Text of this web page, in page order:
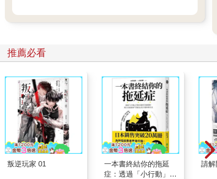
推薦必看
叛逆玩家 01
一本書終結你的拖延
症：透過「小行動」打
請解